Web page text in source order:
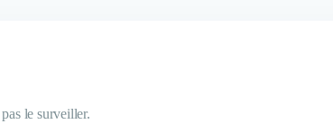
le surveiller.